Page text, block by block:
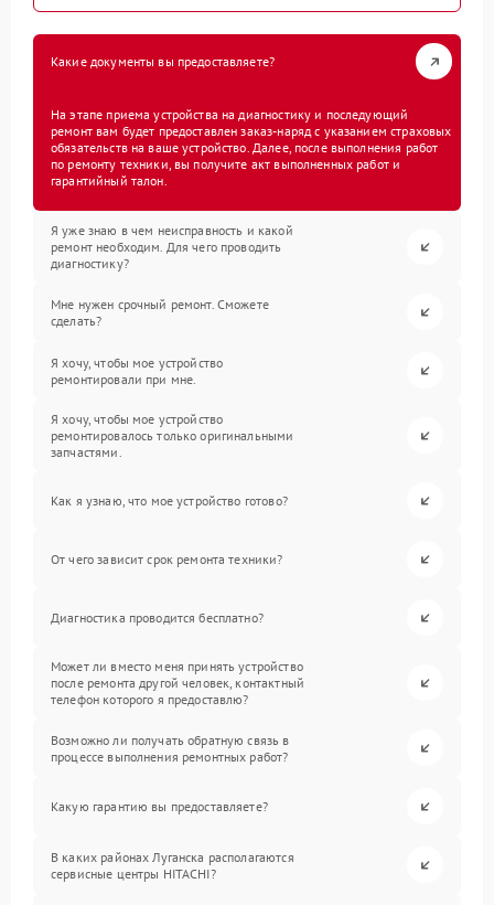
Какие документы вы предоставляете?
На этапе приема устройства на диагностику и последующий
ремонт вам будет предоставлен заказ-наряд с указанием страховых
обязательств на ваше устройство. Далее, после выполнения работ
по ремонту техники, вы получите акт выполненных работ и
гарантийный талон.
Я уже знаю в чем неисправность и какой
ремонт необходим. Для чего проводить
диагностику?
Мне нужен срочный ремонт. Сможете
сделать?
Я хочу, чтобы мое устройство
ремонтировали при мне.
Я хочу, чтобы мое устройство
ремонтировалось только оригинальными
запчастями.
Как я узнаю, что мое устройство готово?
От чего зависит срок ремонта техники?
Диагностика проводится бесплатно?
Может ли вместо меня принять устройство
после ремонта другой человек, контактный
телефон которого я предоставлю?
Возможно ли получать обратную связь в
процессе выполнения ремонтных работ?
Какую гарантию вы предоставляете?
В каких районах Луганска располагаются
сервисные центры HITACHI?